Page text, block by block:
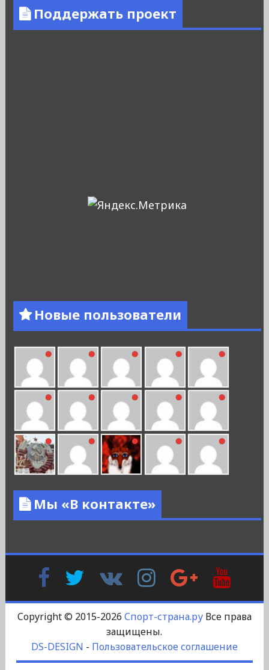
Поддержать проект
Новые пользователи
Мы «В контакте»
FacebookTwitter
Контакте
InstagramGoogle
Plus
Copyright © 2015-2026 Спорт-страна.руВсе права
защищены.
DS-DESIGN - Пользовательское соглашение